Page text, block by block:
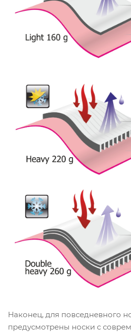
Наконец, для повседневного
предусмотрены носки с